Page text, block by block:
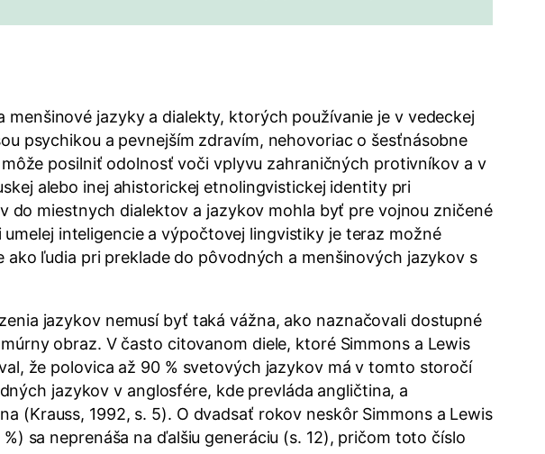
jazyky a dialekty, ktorých používanie je v vedeckej
psychikou a pevnejším zdravím, nehovoriac o šesťnásobne
posilniť odolnosť voči vplyvu zahraničných protivníkov a v
alebo inej ahistorickej etnolingvistickej identity pri
do miestnych dialektov a jazykov mohla byť pre vojnou zničené
inteligencie a výpočtovej lingvistiky je teraz možné
ľudia pri preklade do pôvodných a menšinových jazykov s
jazykov nemusí byť taká vážna, ako naznačovali dostupné
obraz. V často citovanom diele, ktoré Simmons a Lewis
že polovica až 90 % svetových jazykov má v tomto storočí
jazykov v anglosfére, kde prevláda angličtina, a
(Krauss, 1992, s. 5). O dvadsať rokov neskôr Simmons a Lewis
sa neprenáša na ďalšiu generáciu (s. 12), pričom toto číslo